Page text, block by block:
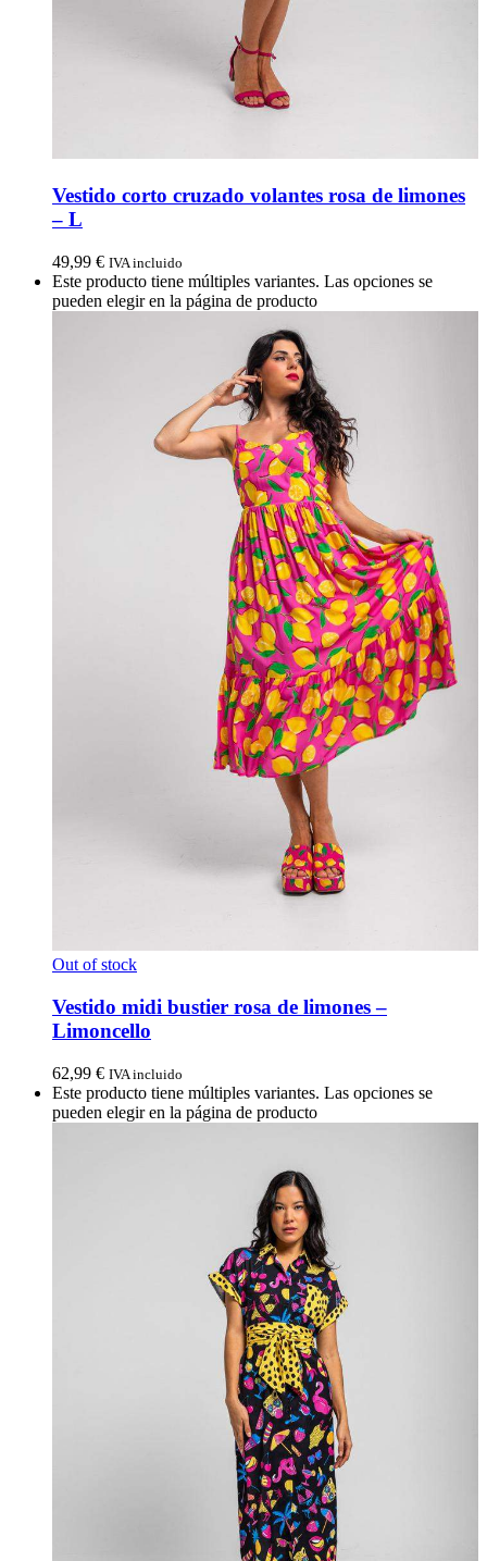
Vestido corto cruzado volantes rosa de limones
– L
49,99 € IVA incluido
Este producto tiene múltiples variantes. Las opciones se
pueden elegir en la página de producto
Out of stock
Vestido midi bustier rosa de limones –
Limoncello
62,99 € IVA incluido
Este producto tiene múltiples variantes. Las opciones se
pueden elegir en la página de producto